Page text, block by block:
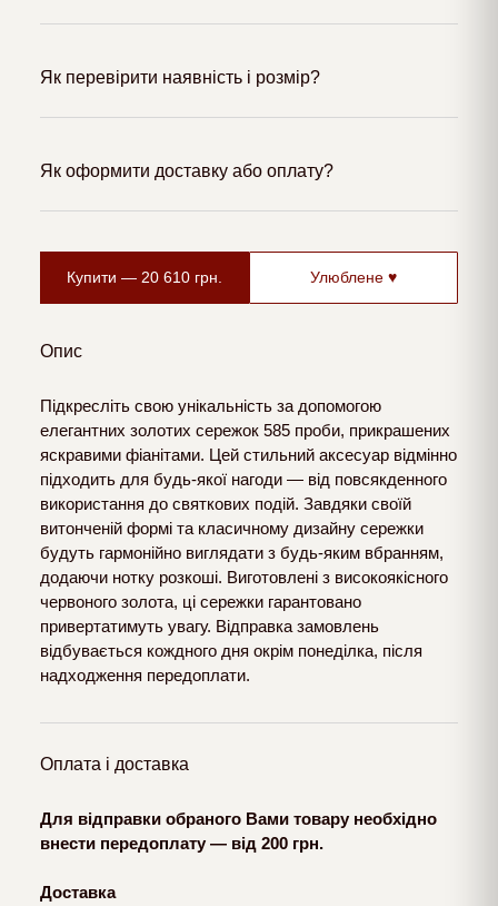
Як перевірити наявність і розмір?
Як оформити доставку або оплату?
Купити — 20 610 грн. Улюблене ♥
Опис
Підкресліть свою унікальність за допомогою
елегантних золотих сережок 585 проби, прикрашених
яскравими фіанітами. Цей стильний аксесуар відмінно
підходить для будь-якої нагоди — від повсякденного
використання до святкових подій. Завдяки своїй
витонченій формі та класичному дизайну сережки
будуть гармонійно виглядати з будь-яким вбранням,
додаючи нотку розкоші. Виготовлені з високоякісного
червоного золота, ці сережки гарантовано
привертатимуть увагу. Відправка замовлень
відбувається кождного дня окрім понеділка, після
надходження передоплати.
Оплата і доставка
Для відправки обраного Вами товару необхідно
внести передоплату — від 200 грн.
Доставка